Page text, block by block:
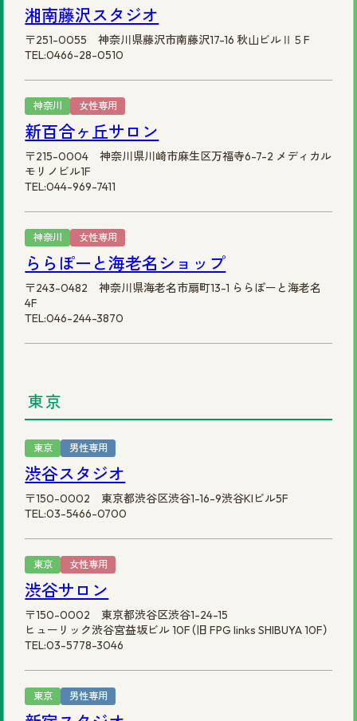
湘南藤沢スタジオ
〒251-0055 神奈川県藤沢市南藤沢17-16 秋山ビルⅡ５F
TEL:0466-28-0510
神奈川 女性専用
新百合ヶ丘サロン
〒215-0004 神奈川県川崎市麻生区万福寺6-7-2 メディカル
モリノビル1F
TEL:044-969-7411
神奈川 女性専用
ららぽーと海老名ショップ
〒243-0482 神奈川県海老名市扇町13-1 ららぽーと海老名
4F
TEL:046-244-3870
東京
東京 男性専用
渋谷スタジオ
〒150-0002 東京都渋谷区渋谷1-16-9渋谷KIビル5F
TEL:03-5466-0700
東京 女性専用
渋谷サロン
〒150-0002 東京都渋谷区渋谷1-24-15
ヒューリック渋谷宮益坂ビル 10F（旧 FPG links SHIBUYA 10F）
TEL:03-5778-3046
東京 男性専用